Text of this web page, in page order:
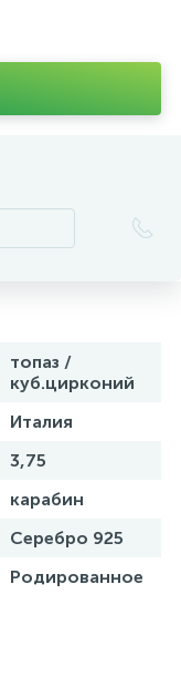
топаз /
куб.цирконий
Италия
3,75
карабин
Серебро 925
Родированное